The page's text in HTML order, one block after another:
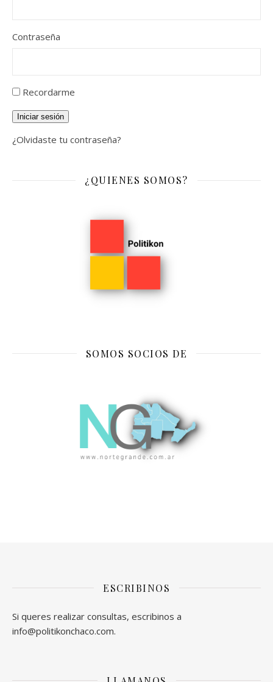
Contraseña
Recordarme
Iniciar sesión
¿Olvidaste tu contraseña?
¿QUIENES SOMOS?
SOMOS SOCIOS DE
ESCRIBINOS
Si queres realizar consultas, escribinos a
info@politikonchaco.com.